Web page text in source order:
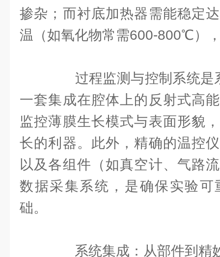
掺杂；而衬底加热器需能稳定
温（如氧化物常需600-800℃）
过程监测与控制系统是
一套集成在腔体上的反射式高
监控薄膜生长模式与表面形貌
长的利器。此外，精确的温控
以及各组件（如真空计、气路
数据采集系统，是确保实验可
础。
系统集成：从部件到精